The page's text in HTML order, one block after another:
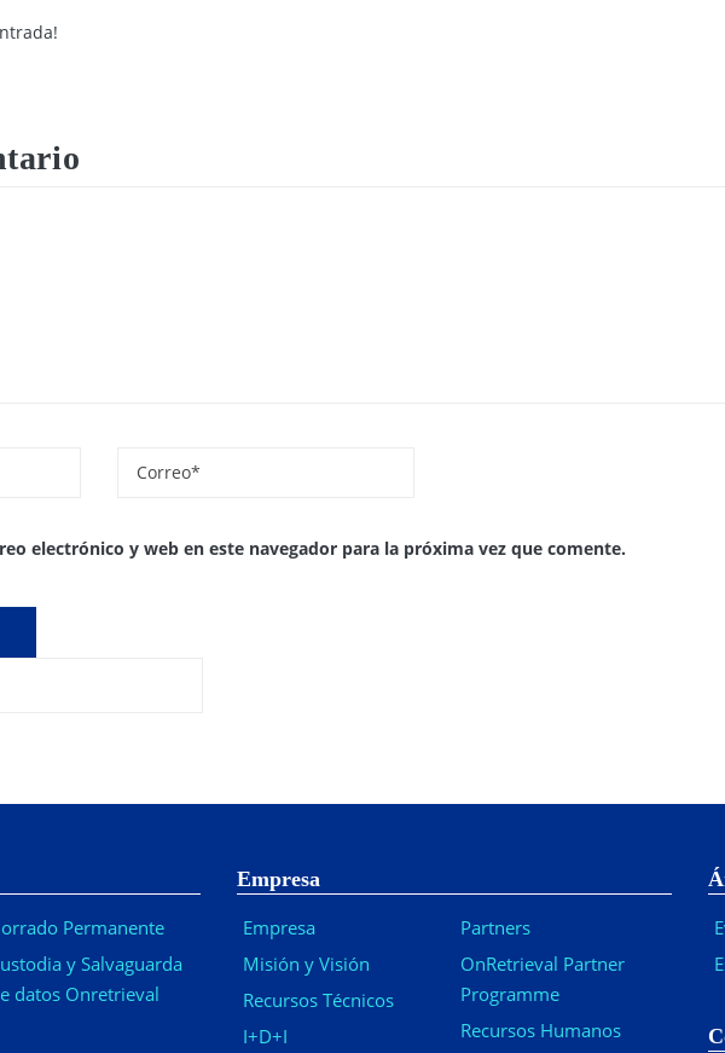
electrónico y web en este navegador para la próxima vez que comente.
Permanente
y Salvaguarda
datos Onretrieval
Empresa
Empresa
Misión y Visión
Recursos Técnicos
I+D+I
Partners
OnRetrieval Partner
Programme
Recursos Humanos